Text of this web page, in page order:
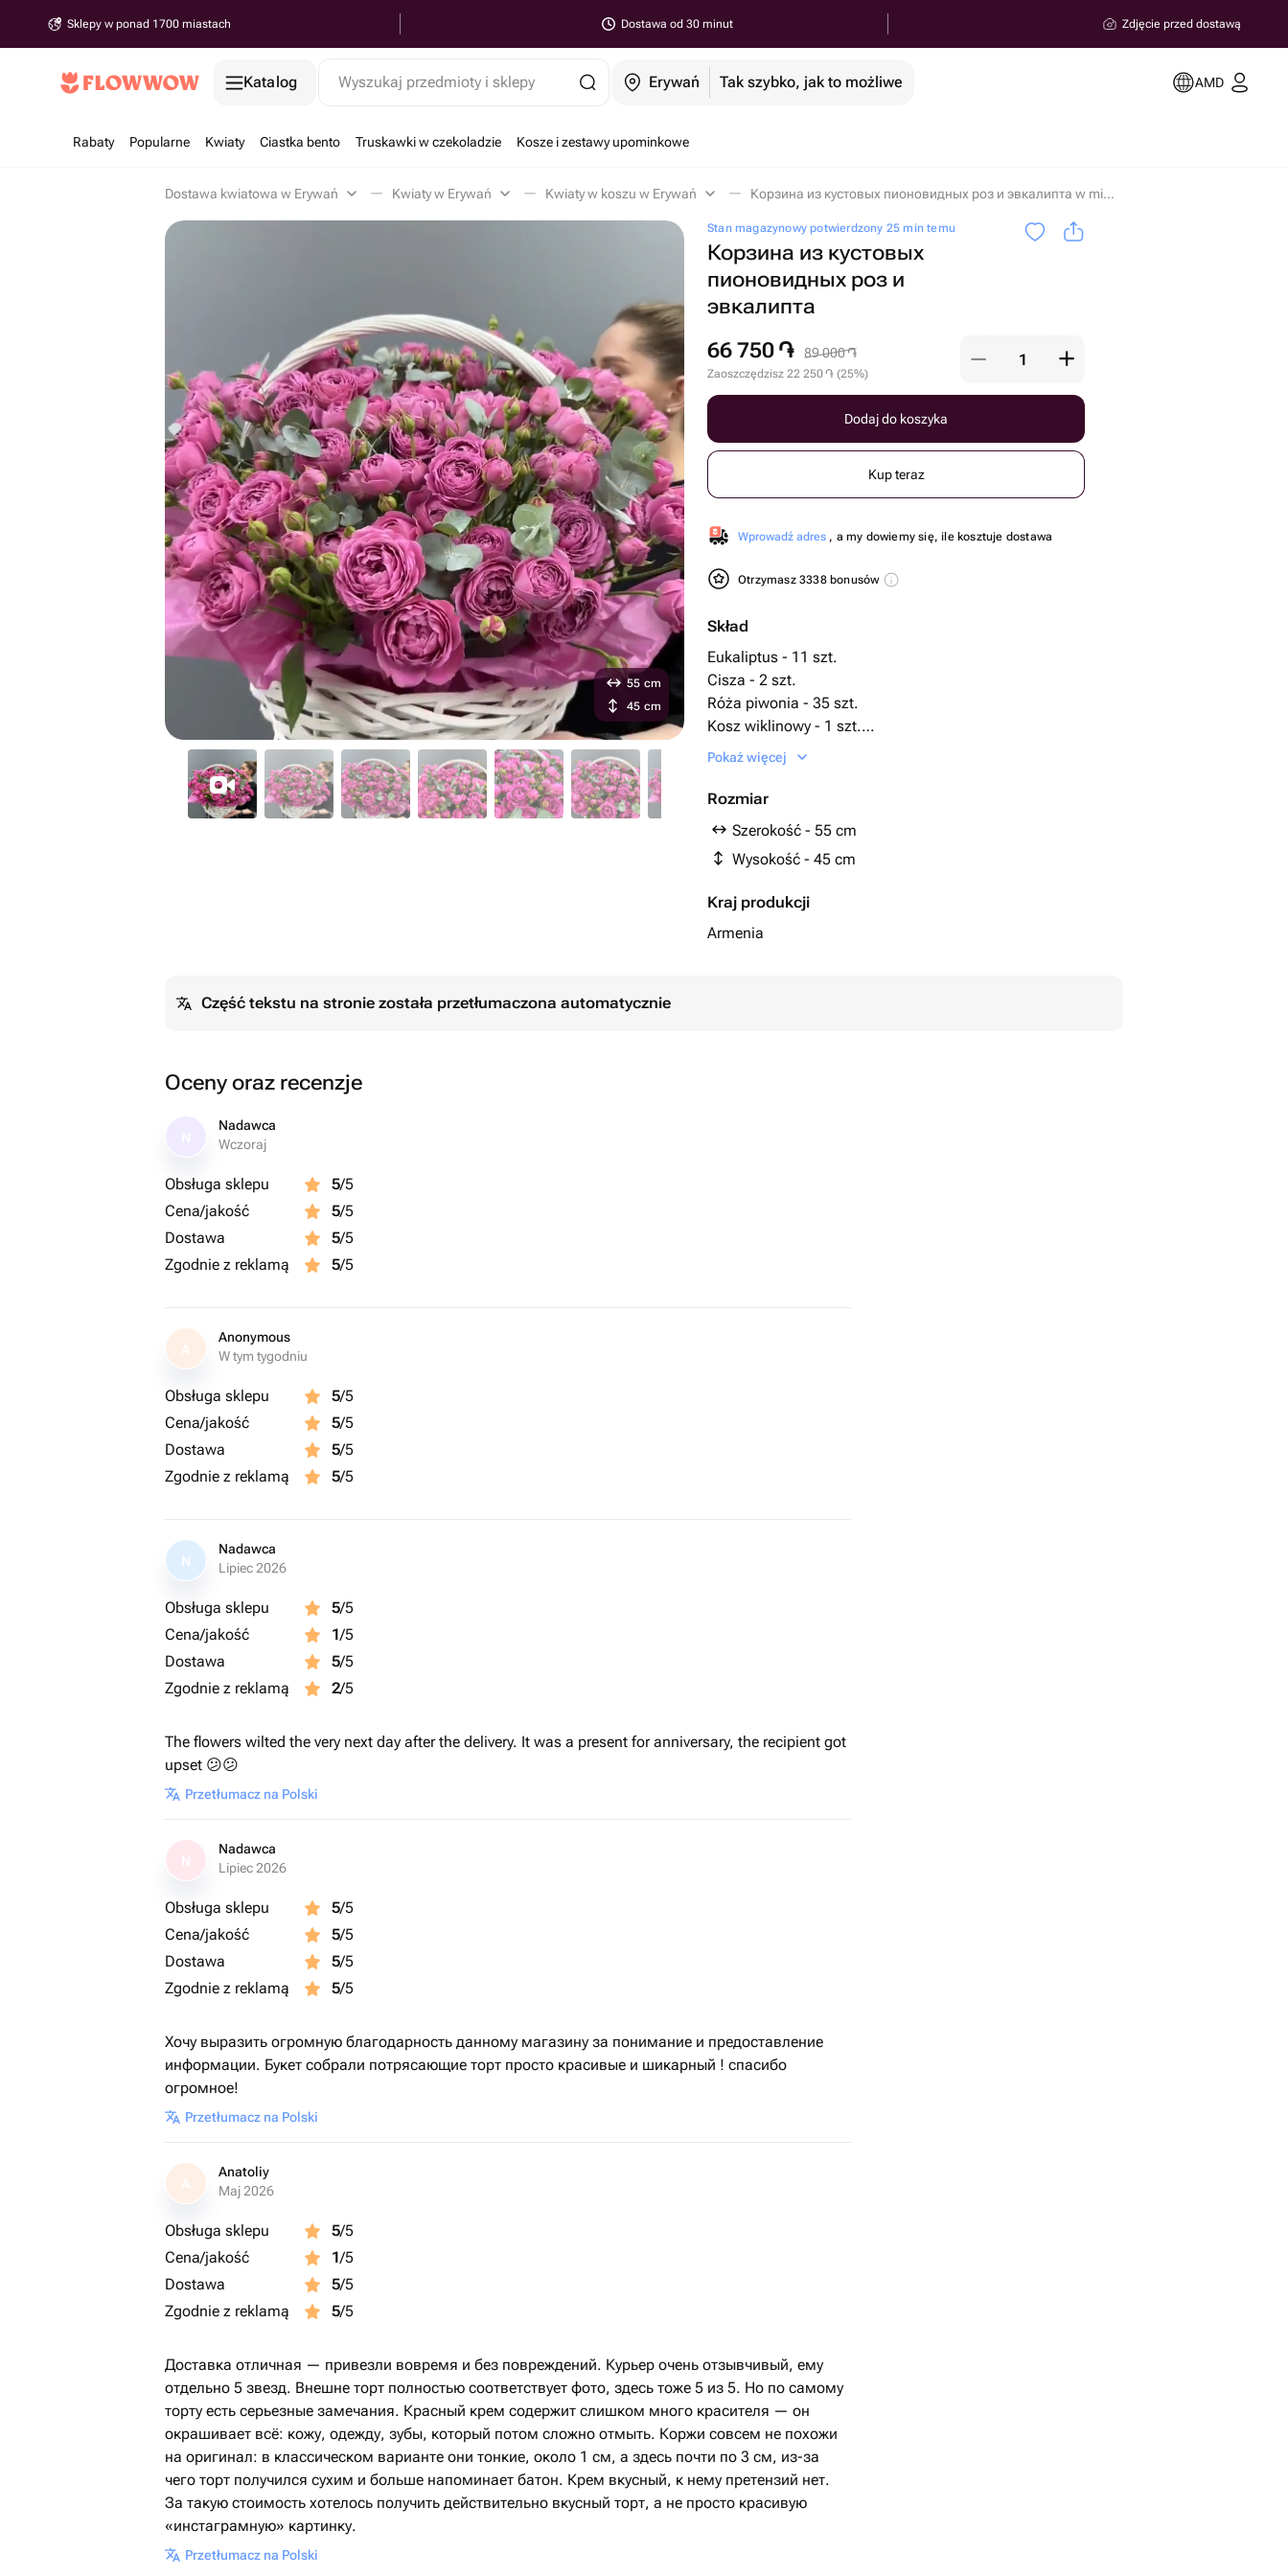
Sklepy w ponad 1700 miastach Dostawa od 30 minut Zdjęcie przed dostawą
Katalog Wyszukaj przedmioty i sklepy Erywań Tak szybko, jak to możliwe AMD
Rabaty Popularne Kwiaty Ciastka bento Truskawki w czekoladzie Kosze i zestawy upominkowe
Dostawa kwiatowa w Erywań Kwiaty w Erywań Kwiaty w koszu w Erywań Корзина из кустовых пионовидных роз и эвкалипта w miejscowości Erywań
Stan magazynowy potwierdzony 25 min temu
Корзина из кустовых
пионовидных роз и
эвкалипта
66 750 ֏ 89 000֏
Zaoszczędzisz 22 250֏ (25%)
Dodaj do koszyka
Kup teraz
Wprowadź adres , a my dowiemy się, ile kosztuje dostawa
Otrzymasz 3338 bonusów
Skład
Eukaliptus - 11 szt.
Cisza - 2 szt.
Róża piwonia - 35 szt.
Kosz wiklinowy - 1 szt.
биофлор - 3 szt.
Pokaż więcej
Rozmiar
Szerokość - 55 cm
Wysokość - 45 cm
Kraj produkcji
Armenia
55 cm
45 cm
Część tekstu na stronie została przetłumaczona automatycznie
Oceny oraz recenzje
Nadawca
Wczoraj
Obsługa sklepu 5/5
Cena/jakość
5/5
Dostawa
5/5
Zgodnie z reklamą
5/5
A
Anonymous
W tym tygodniu
Obsługa sklepu 5/5
Cena/jakość
5/5
Dostawa
5/5
Zgodnie z reklamą
5/5
N
Nadawca
Lipiec 2026
Obsługa sklepu 5/5
Cena/jakość
1/5
Dostawa
5/5
Zgodnie z reklamą
2/5
The flowers wilted the very next day after the delivery. It was a present for anniversary, the recipient got
upset 😕😕
Przetłumacz na Polski
Nadawca
Lipiec 2026
Obsługa sklepu 5/5
Cena/jakość
5/5
Dostawa
5/5
Zgodnie z reklamą
5/5
Хочу выразить огромную благодарность данному магазину за понимание и предоставление
информации. Букет собрали потрясающие торт просто красивые и шикарный ! спасибо
огромное!
Przetłumacz na Polski
A
Anatoliy
Maj 2026
Obsługa sklepu 5/5
Cena/jakość
1/5
Dostawa
5/5
Zgodnie z reklamą
5/5
Доставка отличная — привезли вовремя и без повреждений. Курьер очень отзывчивый, ему
отдельно 5 звезд. Внешне торт полностью соответствует фото, здесь тоже 5 из 5. Но по самому
торту есть серьезные замечания. Красный крем содержит слишком много красителя — он
окрашивает всё: кожу, одежду, зубы, который потом сложно отмыть. Коржи совсем не похожи
на оригинал: в классическом варианте они тонкие, около 1 см, а здесь почти по 3 см, из-за
чего торт получился сухим и больше напоминает батон. Крем вкусный, к нему претензий нет.
За такую стоимость хотелось получить действительно вкусный торт, а не просто красивую
«инстаграмную» картинку.
Przetłumacz na Polski